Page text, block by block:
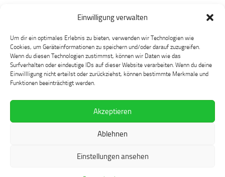
Einwilligung verwalten
Um dir ein optimales Erlebnis zu bieten, verwenden wir Technologien wie
Cookies, um Geräteinformationen zu speichern und/oder darauf zuzugreifen.
Wenn du diesen Technologien zustimmst, können wir Daten wie das
Surfverhalten oder eindeutige IDs auf dieser Website verarbeiten. Wenn du deine
Einwillligung nicht erteilst oder zurückziehst, können bestimmte Merkmale und
Funktionen beeinträchtigt werden.
Akzeptieren
Ablehnen
Einstellungen ansehen
Mastodon